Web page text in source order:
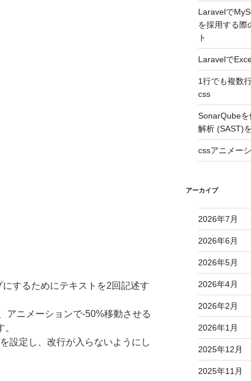
するためにテキストを2回記述す
アニメーションで-50%移動させる
設定し、改行が入らないようにし
Laravelで
を採用する際
ト
Laravelで
1行でも複数
css
SonarQubeを
解析 (SAST)
cssアニメー
アーカイブ
2026年7月
2026年6月
2026年5月
2026年4月
2026年2月
2026年1月
2025年12月
2025年11月